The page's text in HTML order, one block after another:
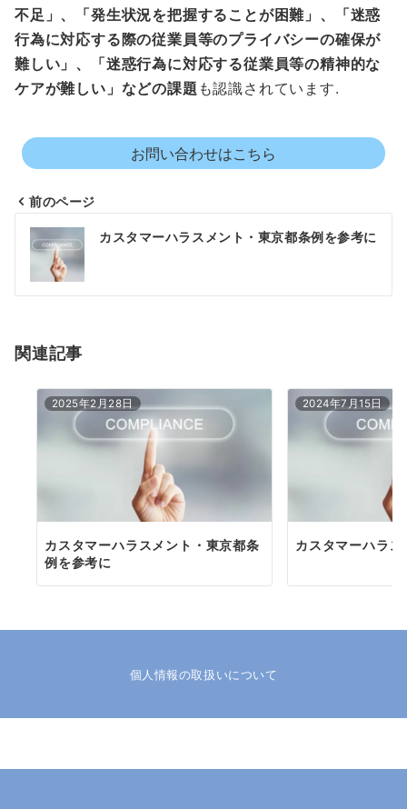
不足」、「発生状況を把握することが困難」、「迷惑
行為に対応する際の従業員等のプライバシーの確保が
難しい」、「迷惑行為に対応する従業員等の精神的な
ケアが難しい」などの課題 も認識されています.
お問い合わせはこちら
投
稿
ナ
ゲ
前のページ
カスタマーハラスメント・東京都条例を参考に
関連記事
2025年2月28日
カスタマーハラスメント・東京都条
例を参考に
2024年7月15日
カスタマーハラ
個人情報の取扱いについて